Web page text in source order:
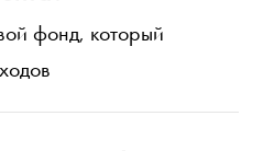
фонд, который